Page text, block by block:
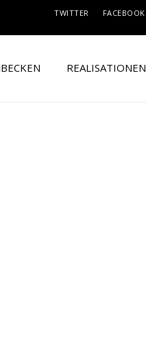
TWITTER FACEBOOK
REALISATIONEN